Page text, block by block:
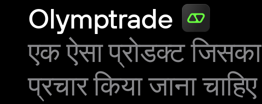
Olymptrade
एक ऐसा प्रोडक्ट जिसका
प्रचार किया जाना चाहिए